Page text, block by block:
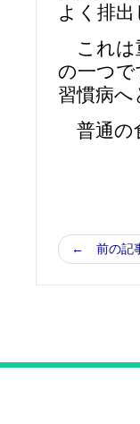
よく排
これは
の一つ
習慣病へ
普通の
← 前の記